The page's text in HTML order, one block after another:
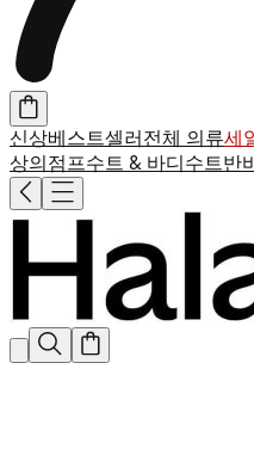
신상베스트셀러 전체 의류세
상의 점프수트 & 바디수트반